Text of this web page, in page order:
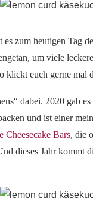
zum heutigen Tag
um viele
euch gerne mal
dabei. 2020 gab es
und ist einer
Cheesecake Bars, die
dieses Jahr kommt